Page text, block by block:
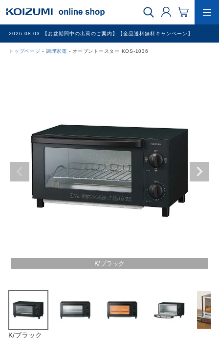
2026.08.03 【お盆期間中の出荷のご案内】【全品送料無料キャンペーン】
トップページ 調理家電 オーブントースター KOS-1036
冷暖房家電
家具
その他
ブログ
ログイン
K/ブラック
K/ブラック